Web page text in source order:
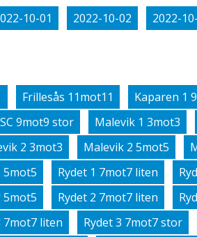
10-01 2022-10-02 2022-
Frillesås 11mot11 Kaparen 1
9mot9 stor Malevik 1 3mot3
2 3mot3 Malevik 2 5mot5
5mot5 Rydet 1 7mot7 liten
5mot5 Rydet 2 7mot7 liten
7mot7 liten Rydet 3 7mot7 stor